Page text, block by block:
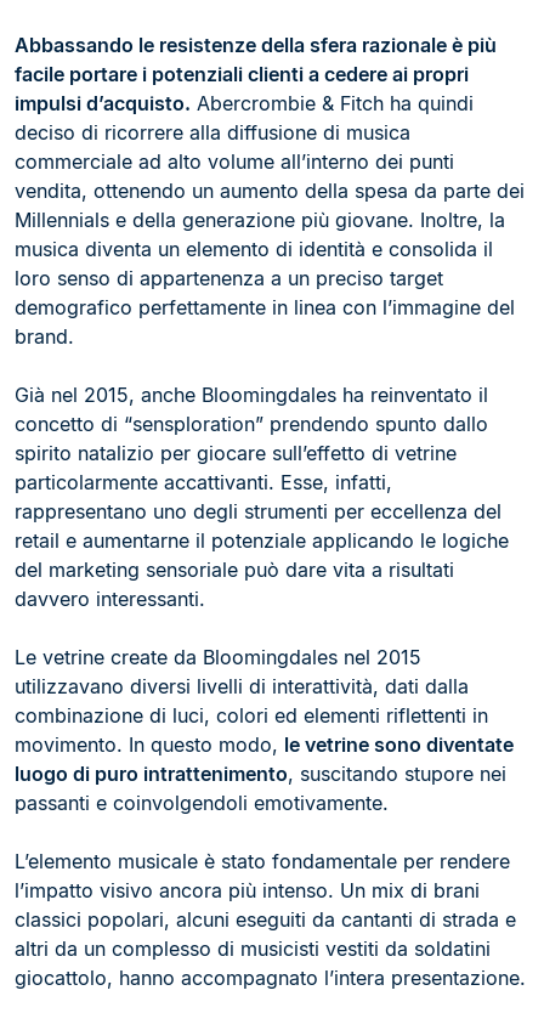
Abbassando le resistenze della sfera razionale è più
facile portare i potenziali clienti a cedere ai propri
impulsi d’acquisto. Abercrombie & Fitch ha quindi
deciso di ricorrere alla diffusione di musica
commerciale ad alto volume all’interno dei punti
vendita, ottenendo un aumento della spesa da parte dei
Millennials e della generazione più giovane. Inoltre, la
musica diventa un elemento di identità e consolida il
loro senso di appartenenza a un preciso target
demografico perfettamente in linea con l’immagine del
brand.
Già nel 2015, anche Bloomingdales ha reinventato il
concetto di “sensploration” prendendo spunto dallo
spirito natalizio per giocare sull’effetto di vetrine
particolarmente accattivanti. Esse, infatti,
rappresentano uno degli strumenti per eccellenza del
retail e aumentarne il potenziale applicando le logiche
del marketing sensoriale può dare vita a risultati
davvero interessanti.
Le vetrine create da Bloomingdales nel 2015
utilizzavano diversi livelli di interattività, dati dalla
combinazione di luci, colori ed elementi riflettenti in
movimento. In questo modo, le vetrine sono diventate
luogo di puro intrattenimento, suscitando stupore nei
passanti e coinvolgendoli emotivamente.
L’elemento musicale è stato fondamentale per rendere
l’impatto visivo ancora più intenso. Un mix di brani
classici popolari, alcuni eseguiti da cantanti di strada e
altri da un complesso di musicisti vestiti da soldatini
giocattolo, hanno accompagnato l’intera presentazione.